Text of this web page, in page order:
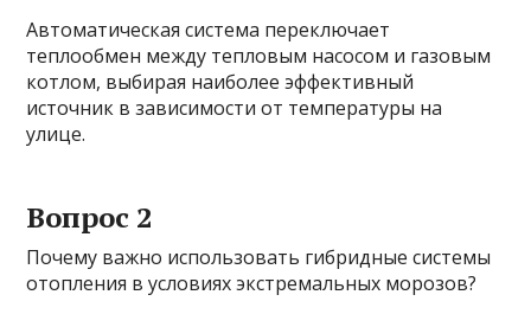
Автоматическая система переключает
теплообмен между тепловым насосом и газовым
котлом, выбирая наиболее эффективный
источник в зависимости от температуры на
улице.
Вопрос 2
Почему важно использовать гибридные системы
отопления в условиях экстремальных морозов?